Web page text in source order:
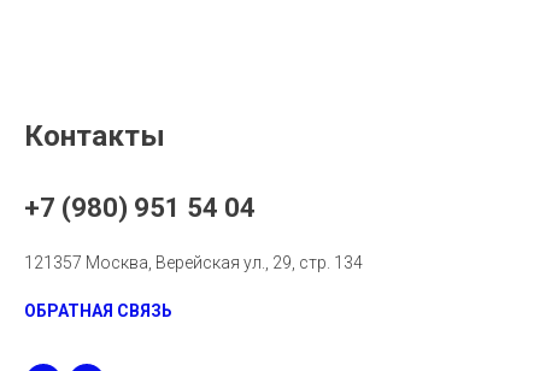
Контакты
+7 (980) 951 54 04
121357 Москва, Верейская ул., 29, стр. 134
ОБРАТНАЯ СВЯЗЬ